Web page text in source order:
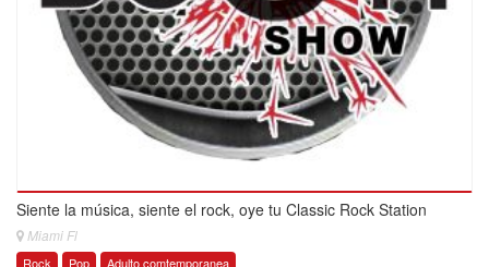
Siente la música, siente el rock, oye tu Classic Rock Station
Miami Fl
Rock Pop Adulto comtemporanea